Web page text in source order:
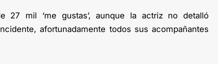
27 mil ‘me gustas’, aunque la actriz no detalló
afortunadamente todos sus acompañantes